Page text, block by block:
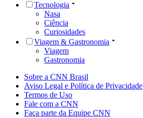
Tecnologia
Nasa
Ciência
Curiosidades
Viagem & Gastronomia
Viagem
Gastronomia
Sobre a CNN Brasil
Aviso Legal e Política de Privacidade
Termos de Uso
Fale com a CNN
Faça parte da Equipe CNN